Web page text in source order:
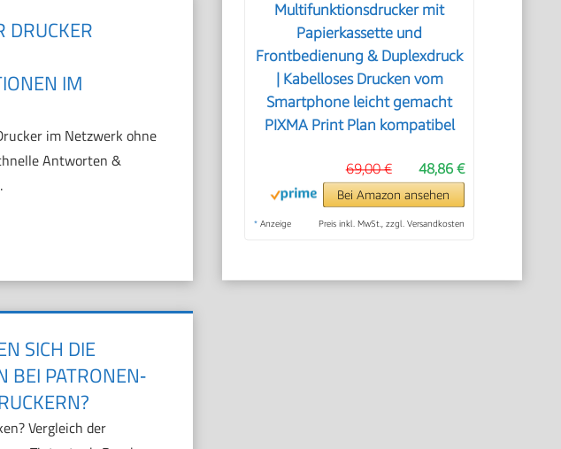
DRUCKER
IM
im Netzwerk ohne
Antworten &
SICH DIE
BEI PATRONEN‑
Vergleich der
Multifunktionsdrucker mit
Papierkassette und
Frontbedienung & Duplexdruck
| Kabelloses Drucken vom
Smartphone leicht gemacht
PIXMA Print Plan kompatibel
48,86 €
69,00 €
Bei Amazon ansehen
* Anzeige Preis inkl. MwSt., zzgl. Versandkosten